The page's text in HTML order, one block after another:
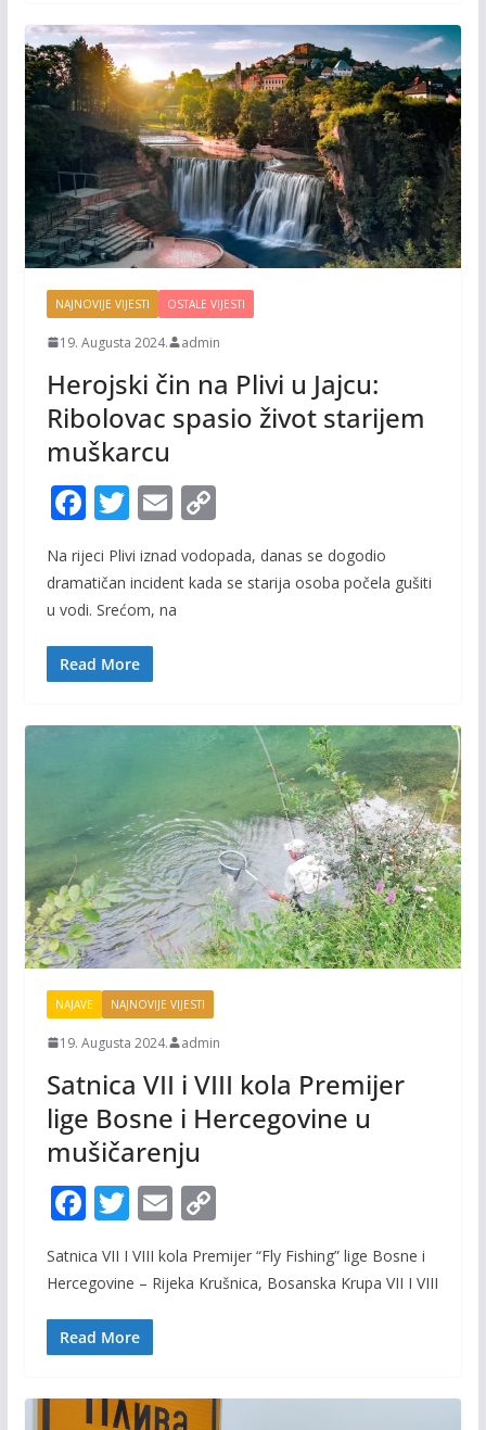
NAJNOVIJE VIJESTI OSTALE VIJESTI
19. Augusta 2024. admin
Herojski čin na Plivi u Jajcu:
Ribolovac spasio život starijem
muškarcu
F
ac
e
b
o
o
T
itt
er
E
m
ai
l
C
p
Na rijeci Plivi iznad vodopada, danas se dogodio
dramatičan incident kada se starija osoba počela gušiti
u vodi. Srećom, na
Read More
NAJAVE NAJNOVIJE VIJESTI
19. Augusta 2024. admin
Satnica VII i VIII kola Premijer
lige Bosne i Hercegovine u
mušičarenju
F
e
b
o
k
T
itt
E
ai
C
p
k
Satnica VII I VIII kola Premijer “Fly Fishing” lige Bosne i
Hercegovine – Rijeka Krušnica, Bosanska Krupa VII I VIII
Read More